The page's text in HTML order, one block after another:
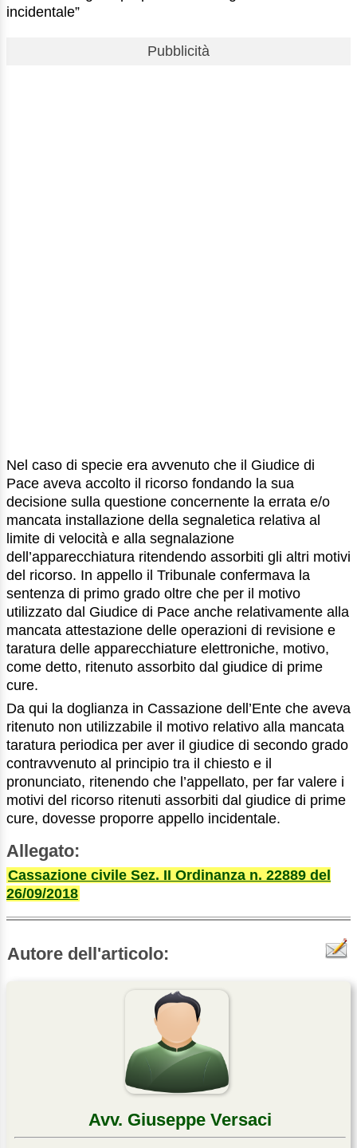
incidentale”
Pubblicità
Nel caso di specie era avvenuto che il Giudice di
Pace aveva accolto il ricorso fondando la sua
decisione sulla questione concernente la errata e/o
mancata installazione della segnaletica relativa al
limite di velocità e alla segnalazione
dell’apparecchiatura ritendendo assorbiti gli altri motivi
del ricorso. In appello il Tribunale confermava la
sentenza di primo grado oltre che per il motivo
utilizzato dal Giudice di Pace anche relativamente alla
mancata attestazione delle operazioni di revisione e
taratura delle apparecchiature elettroniche, motivo,
come detto, ritenuto assorbito dal giudice di prime
cure.
Da qui la doglianza in Cassazione dell’Ente che aveva
ritenuto non utilizzabile il motivo relativo alla mancata
taratura periodica per aver il giudice di secondo grado
contravvenuto al principio tra il chiesto e il
pronunciato, ritenendo che l’appellato, per far valere i
motivi del ricorso ritenuti assorbiti dal giudice di prime
cure, dovesse proporre appello incidentale.
Allegato:
Cassazione civile Sez. II Ordinanza n. 22889 del
26/09/2018
Autore dell'articolo:
Avv. Giuseppe Versaci